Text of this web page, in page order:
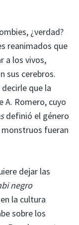
¿verdad?
reanimados que
a los vivos,
sus cerebros.
que la
A. Romero, cuyo
definió el género
fueran
dejar las
negro
la cultura
sobre los